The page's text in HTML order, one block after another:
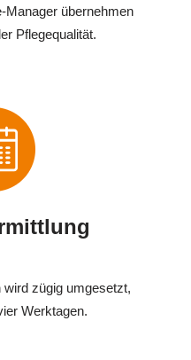
Manager übernehmen
Pflegequalität.
zügig umgesetzt,
Werktagen.